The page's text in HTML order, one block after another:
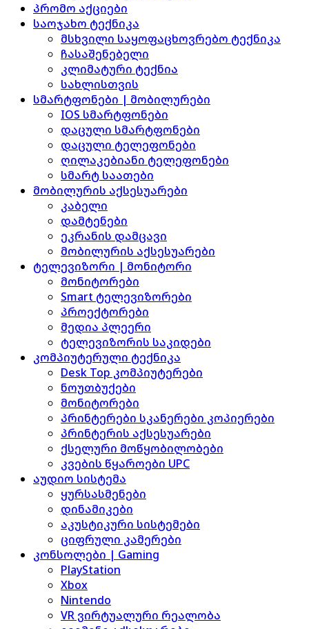
პრომო აქციები
საოჯახო ტექნიკა
მსხვილი საყოფაცხოვრებო ტექნიკა
ჩასაშენებელი
კლიმატური ტექნია
სახლისთვის
სმარტფონები | მობილურები
IOS სმარტფონები
დაცული სმარტფონები
დაცული ტელეფონები
ღილაკებიანი ტელეფონები
სმარტ საათები
მობილურის აქსესუარები
კაბელი
დამტენები
ეკრანის დამცავი
მობილურის აქსესუარები
ტელევიზორი | მონიტორი
მონიტორები
Smart ტელევიზორები
პროექტორები
მედია პლეერი
ტელევიზორის საკიდები
კომპიუტერული ტექნიკა
Desk Top კომპიუტერები
ნოუთბუქები
მონიტორები
პრინტერები სკანერები კოპიერები
პრინტერის აქსესუარები
ქსელური მოწყობილობები
კვების წყაროები UPC
აუდიო სისტემა
ყურსასმენები
დინამიკები
აკუსტიკური სისტემები
ციფრული კამერები
კონსოლები | Gaming
PlayStation
Xbox
Nintendo
VR ვირტუალური რეალობა